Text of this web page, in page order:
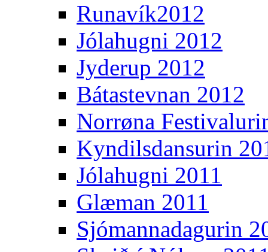
Runavík2012
Jólahugni 2012
Jyderup 2012
Bátastevnan 2012
Norrøna
Kyndilsdansurin
Jólahugni 2011
Glæman 2011
Sjómannadagurin